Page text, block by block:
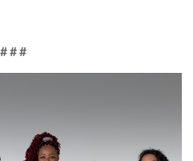
# # #